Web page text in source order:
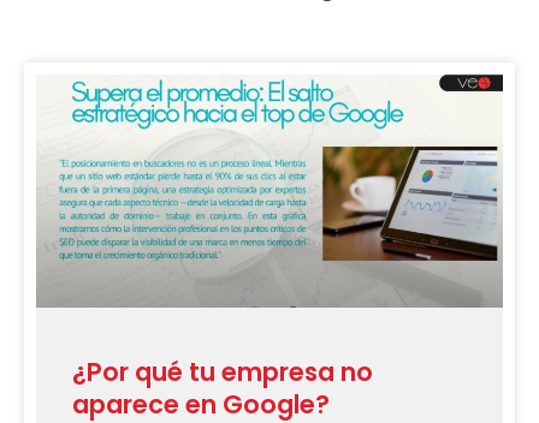
¿Por qué tu empresa no
aparece en Google?
PagePagePagePage